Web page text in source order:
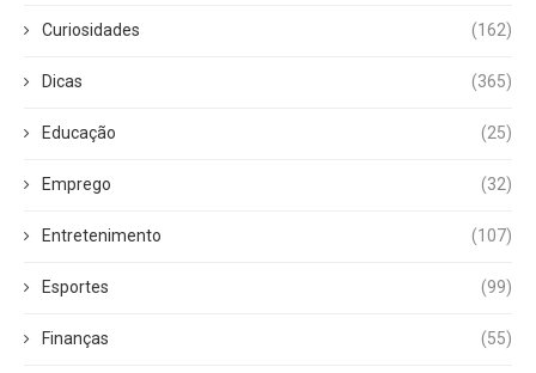
Curiosidades (162)
Dicas (365)
Educação (25)
Emprego (32)
Entretenimento (107)
Esportes (99)
Finanças (55)